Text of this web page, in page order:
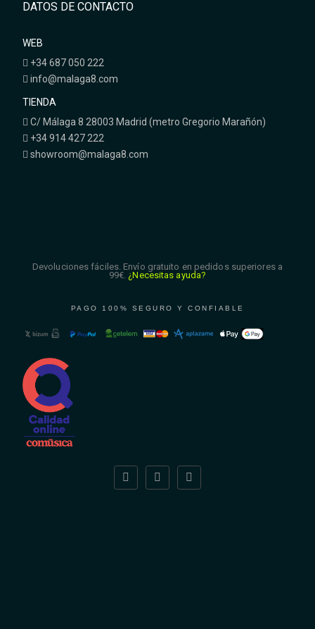
DATOS DE CONTACTO
WEB
+34 687 050 222
info@malaga8.com
TIENDA
C/ Málaga 8 28003 Madrid (metro Gregorio Marañón)
+34 914 427 222
showroom@malaga8.com
Devoluciones fáciles. Envío gratuito en pedidos superiores a
99€. ¿Necesitas ayuda?
PAGO 100% SEGURO Y CONFIABLE